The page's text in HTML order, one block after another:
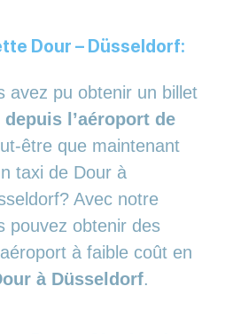
Dour – Düsseldorf:
avez pu obtenir un billet
depuis l’aéroport de
être que maintenant
taxi de Dour à
Avec notre
pouvez obtenir des
à faible coût en
à Düsseldorf.